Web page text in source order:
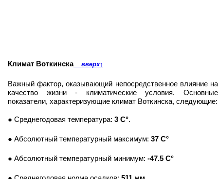
Климат Воткинскавверх↑
Важный фактор, оказывающий непосредственное влияние на
качество жизни - климатические условия. Основные
показатели, характеризующие климат Воткинска, следующие:
● Среднегодовая температура: 3 C°.
● Абсолютный температурный максимум: 37 C°
● Абсолютный температурный минимум: -47.5 C°